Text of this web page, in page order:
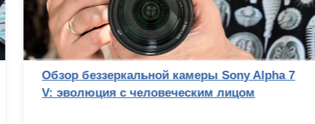
Обзор беззеркальной камеры Sony Alpha 7
V: эволюция с человеческим лицом